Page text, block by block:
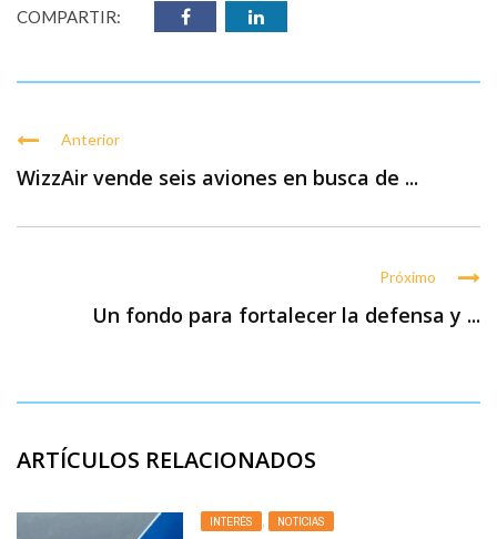
COMPARTIR:
Anterior
WizzAir vende seis aviones en busca de ...
Próximo
Un fondo para fortalecer la defensa y ...
ARTÍCULOS RELACIONADOS
INTERÉS , NOTICIAS